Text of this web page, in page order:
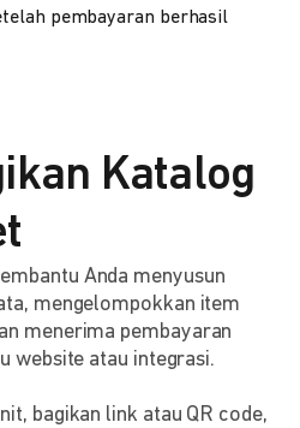
pembayaran berhasil
Katalog
Anda menyusun
mengelompokkan item
menerima pembayaran
website atau integrasi.
bagikan link atau QR code,